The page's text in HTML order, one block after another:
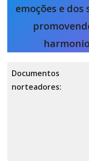
emoções e
Documentos
norteadores: